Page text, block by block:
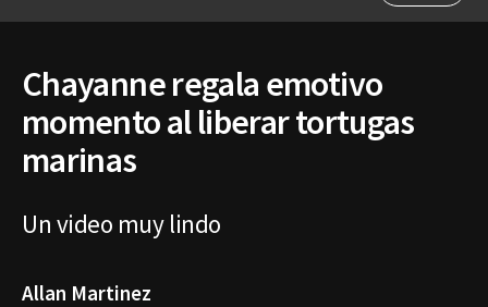
Chayanne regala emotivo
momento al liberar tortugas
marinas
Un video muy lindo
Allan Martinez